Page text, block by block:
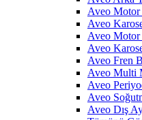
Aveo Motor
Aveo
Aveo Motor
Aveo
Aveo Fren
Aveo Multi
Aveo
Aveo
Aveo Dış